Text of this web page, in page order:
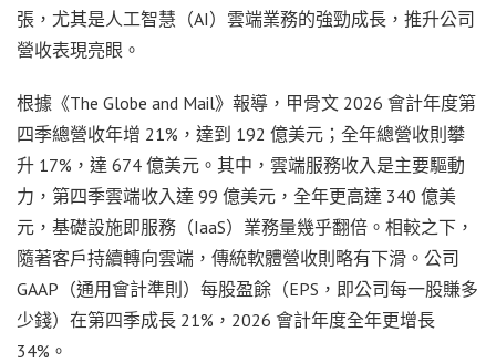
張，尤其是人工智慧（AI）雲端業務的強勁成長，推升公司
營收表現亮眼。
根據《The Globe and Mail》報導，甲骨文 2026 會計年度第
四季總營收年增 21%，達到 192 億美元；全年總營收則攀
升 17%，達 674 億美元。其中，雲端服務收入是主要驅動
力，第四季雲端收入達 99 億美元，全年更高達 340 億美
元，基礎設施即服務（IaaS）業務量幾乎翻倍。相較之下，
隨著客戶持續轉向雲端，傳統軟體營收則略有下滑。公司
GAAP（通用會計準則）每股盈餘（EPS，即公司每一股賺多
少錢）在第四季成長 21%，2026 會計年度全年更增長
34%。